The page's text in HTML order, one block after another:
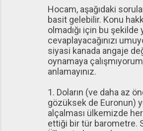
Hocam, aşağıdaki
basit gelebilir. Konu
olmadığı için bu şekilde
cevaplayacağınızı
siyasi kanada angaje
oynamaya
anlamayınız.
1. Doların (ve daha az
gözüksek de Euronun)
alçalması ülkemizde
ettiği bir tür barometre.